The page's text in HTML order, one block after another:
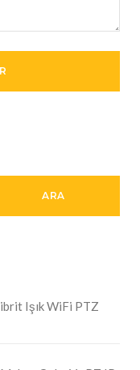
ARA
Işık WiFi PTZ